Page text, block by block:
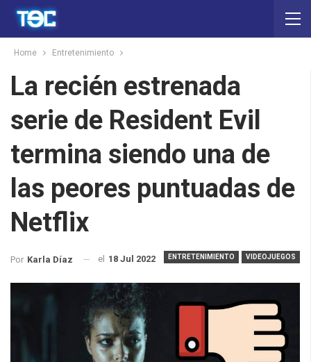
Home Entretenimiento
La recién estrenada
serie de Resident Evil
termina siendo una de
las peores puntuadas de
Netflix
ENTRETENIMIENTO VIDEOJUEGOS
Por Karla Díaz el 18 Jul 2022